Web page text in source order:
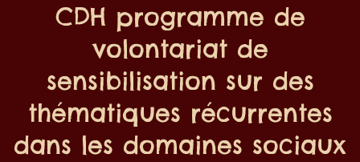
CDH programme de
volontariat de
sensibilisation sur des
thématiques récurrentes
dans les domaines sociaux